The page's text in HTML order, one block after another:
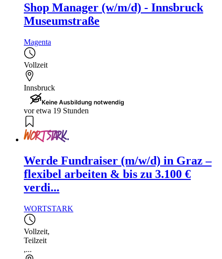
Shop Manager (w/m/d) - Innsbruck
Museumstraße
Magenta
Vollzeit
Innsbruck
Keine Ausbildung notwendig
vor etwa 19 Stunden
Werde Fundraiser (m/w/d) in Graz –
flexibel arbeiten & bis zu 3.100 €
verdi...
WORTSTARK
Vollzeit,
Teilzeit
,...